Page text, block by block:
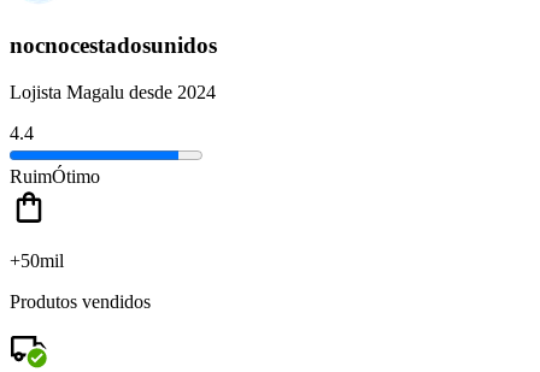
nocnocestadosunidos
Lojista Magalu desde 2024
4.4
RuimÓtimo
+50mil
Produtos vendidos